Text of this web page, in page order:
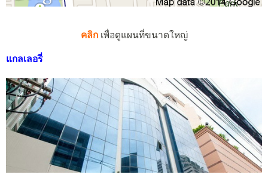
คลิกเพื่อดูแผนที่ขนาดใหญ่
แกลเลอรี่